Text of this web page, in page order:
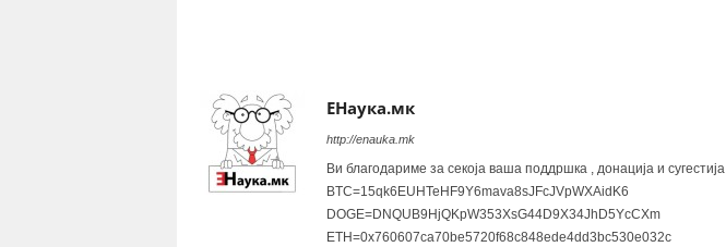
ЕНаука.мк
http://enauka.mk
Ви благодариме за секоја ваша поддршка , донација и сугестија
BTC=15qk6EUHTeHF9Y6mava8sJFcJVpWXAidK6
DOGE=DNQUB9HjQKpW353XsG44D9X34JhD5YcCXm
ETH=0x760607ca70be5720f68c848ede4dd3bc530e032c